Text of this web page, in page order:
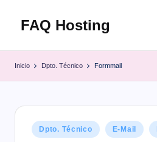
FAQ Hosting
Inicio Dpto. Técnico Formmail
Publicado
en
Dpto. Técnico E-Mail